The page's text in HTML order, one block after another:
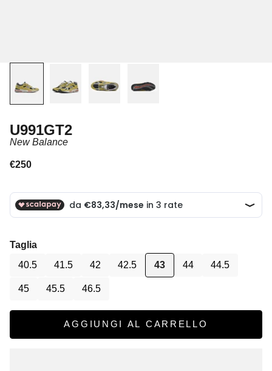
U991GT2
New Balance
Prezzo scontato
€250
Taglia
40.5
41.5 42 42.5 43 44 44.5
45 45.5 46.5
AGGIUNGI AL CARRELLO